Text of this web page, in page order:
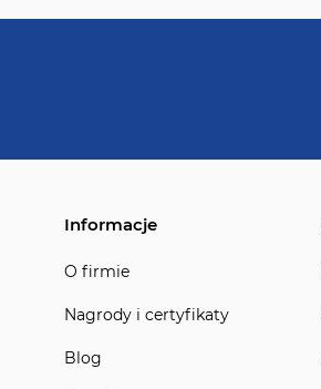
Informacje
O firmie
Nagrody i certyfikaty
Blog